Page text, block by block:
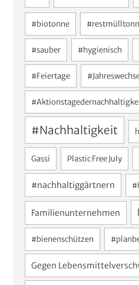
Haus und Garten
Neuigkeiten
#biotonne
#sauber #hygienisch
#Feiertage
#Nachhaltigkeit
Gassi Plastic Free July
#nachhaltiggärtnern
Familienunternehmen
#bienenschützen
Gegen